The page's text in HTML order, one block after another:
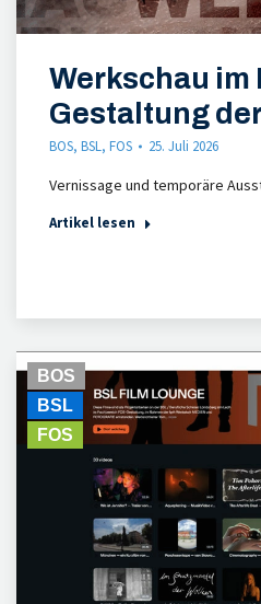
Werkschau im
Gestaltung
BOS, BSL, FOS 25. Juli 2026
Vernissage und temporäre
Artikel lesen
BOS
BSL
FOS